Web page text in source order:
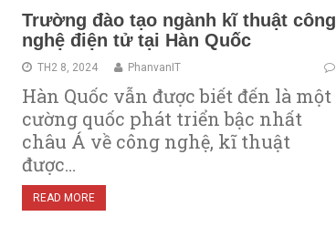
Trường đào tạo ngành kĩ thuật công
nghệ điện tử tại Hàn Quốc
TH2 8, 2024 PhanvanIT
Hàn Quốc vẫn được biết đến là một
cường quốc phát triển bậc nhất
châu Á về công nghệ, kĩ thuật
được…
READ MORE